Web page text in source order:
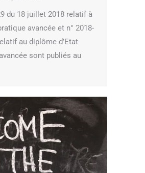
du 18 juillet 2018 relatif à
avancée et n° 2018-
au diplôme d’Etat
sont publiés au